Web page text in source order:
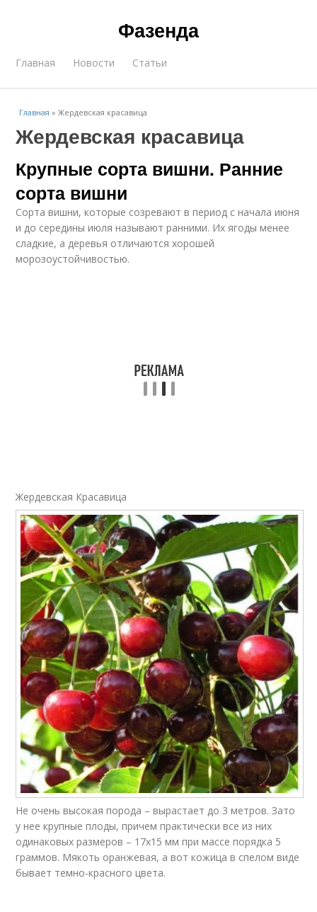
Фазенда
Главная Новости Статьи
Главная »Жердевская красавица
Жердевская красавица
Крупные сорта вишни. Ранние
сорта вишни
Сорта вишни, которые созревают в период с начала июня
и до середины июля называют ранними. Их ягоды менее
сладкие, а деревья отличаются хорошей
морозоустойчивостью.
Жердевская Красавица
Не очень высокая порода – вырастает до 3 метров. Зато
у нее крупные плоды, причем практически все из них
одинаковых размеров – 17х15 мм при массе порядка 5
граммов. Мякоть оранжевая, а вот кожица в спелом виде
бывает темно-красного цвета.